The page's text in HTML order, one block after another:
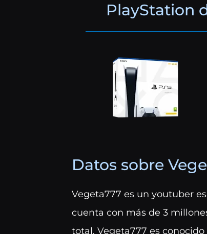
PlayStation
Datos sobre
Vegeta777 es un youtuber
cuenta con más de 3
total. Vegeta777 es